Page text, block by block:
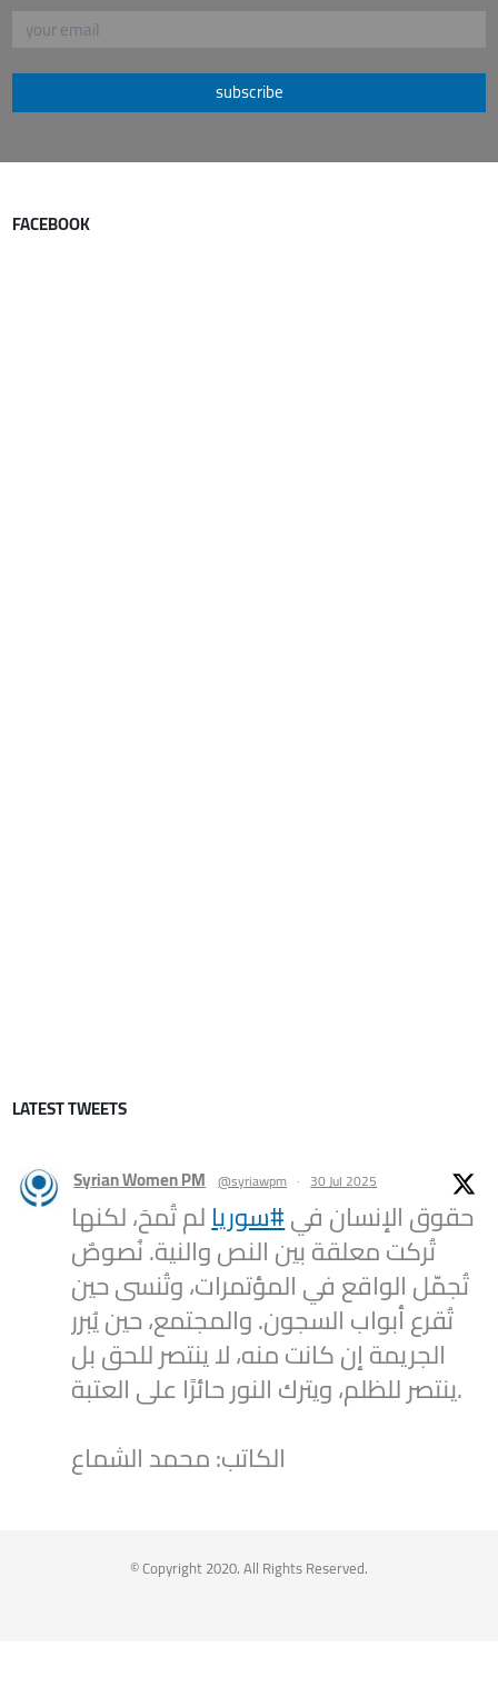
subscribe
FACEBOOK
LATEST TWEETS
Syrian Women PM @syriawpm · 30 Jul 2025
حقوق الإنسان في#سوريالم تُمحَ، لكنها
تُركت معلقة بين النص والنية. نُصوصٌ
تُجمّل الواقع في المؤتمرات، وتُنسى حين
تُقرع أبواب السجون. والمجتمع، حين يُبرر
الجريمة إن كانت منه، لا ينتصر للحق بل
ينتصر للظلم، ويترك النور حائرًا على العتبة.
الكاتب: محمد الشماع
Syrian Women PM @syriawpm · 25 Jul 2025
© Copyright 2020. All Rights Reserved.